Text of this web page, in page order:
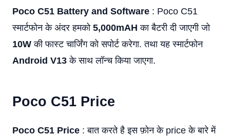
Poco C51 Battery and Software : Poco C51
स्मार्टफोन के अंदर हमको 5,000mAH का बैटरी दी जाएगी जो
10W की फास्ट चार्जिंग को सपोर्ट करेगा. तथा यह स्मार्टफोन
Android V13 के साथ लॉन्च किया जाएगा.
Poco C51 Price
Poco C51 Price : बात करते है इस फ़ोन के price के बारे में